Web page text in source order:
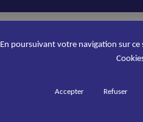
En poursuivant votre navigation sur ce
Accepter Refuser